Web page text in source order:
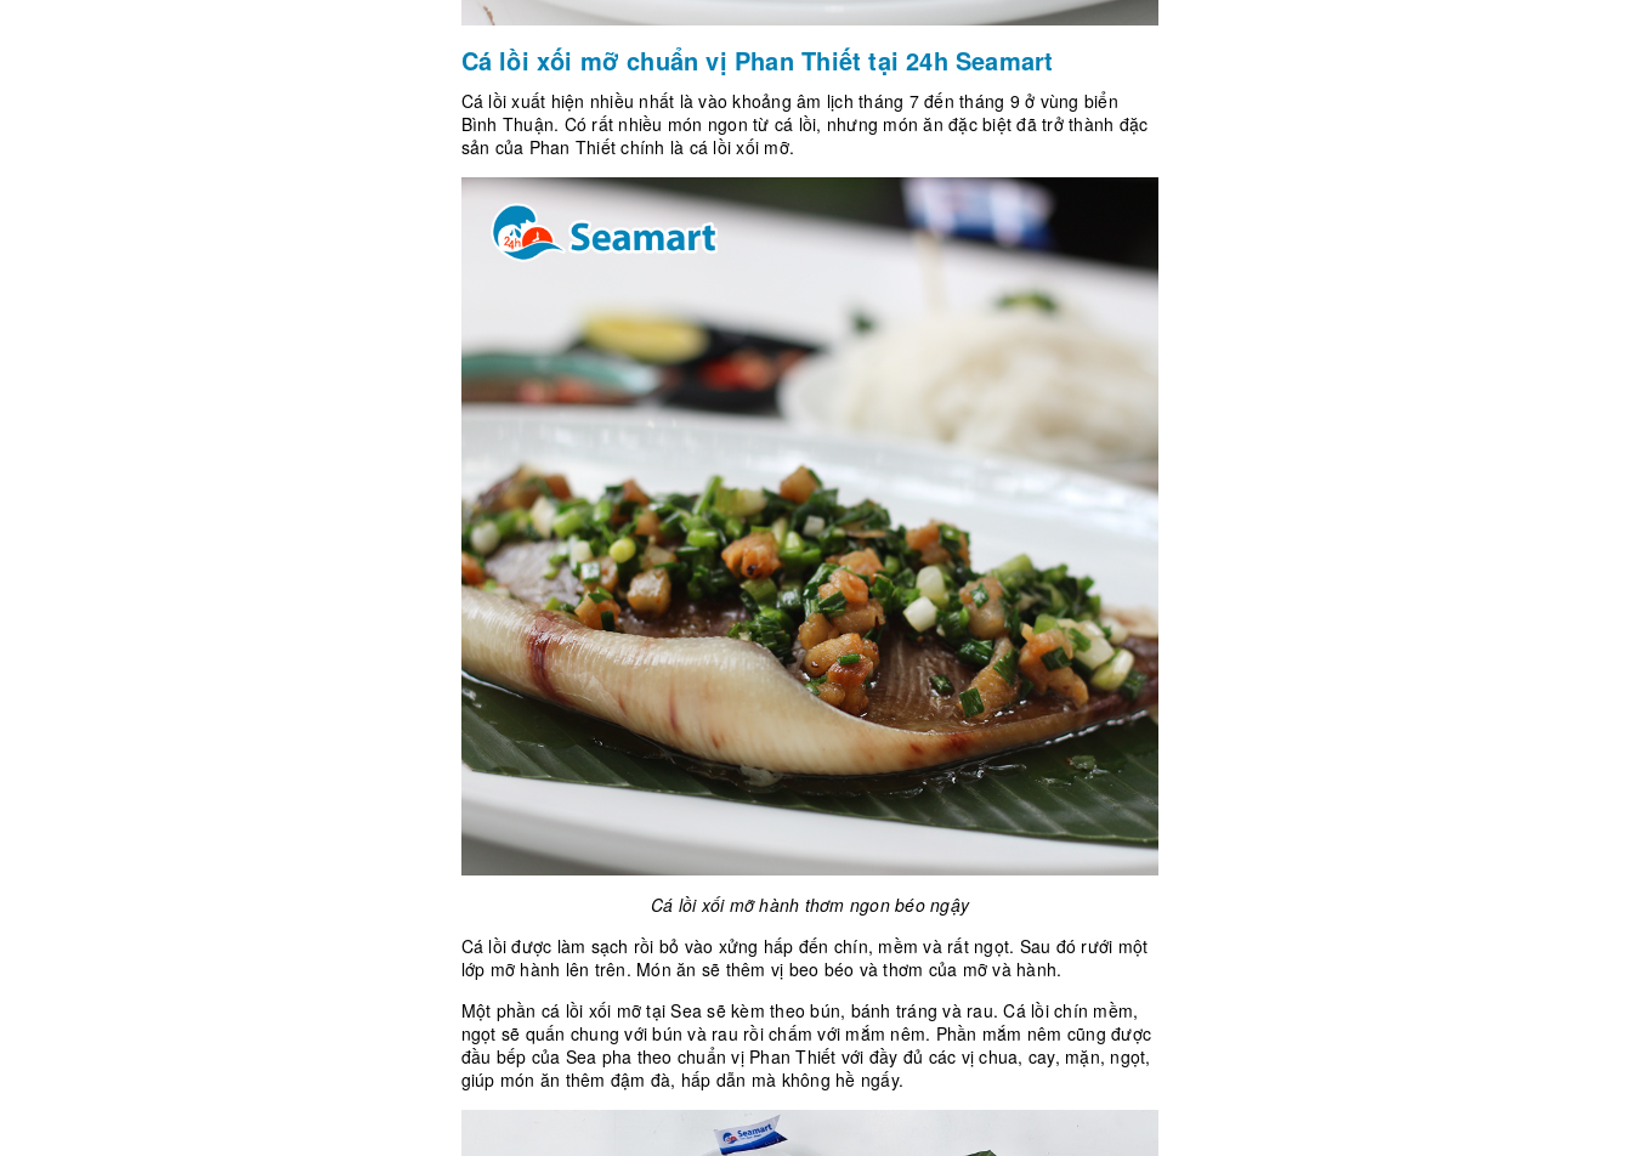
Cá lồi xối mỡ chuẩn vị Phan Thiết tại 24h Seamart
Cá lồi xuất hiện nhiều nhất là vào khoảng âm lịch tháng 7 đến tháng 9 ở vùng biển
Bình Thuận. Có rất nhiều món ngon từ cá lồi, nhưng món ăn đặc biệt đã trở thành đặc
sản của Phan Thiết chính là cá lồi xối mỡ.
Cá lồi xối mỡ hành thơm ngon béo ngậy
Cá lồi được làm sạch rồi bỏ vào xửng hấp đến chín, mềm và rất ngọt. Sau đó rưới một
lớp mỡ hành lên trên. Món ăn sẽ thêm vị beo béo và thơm của mỡ và hành.
Một phần cá lồi xối mỡ tại Sea sẽ kèm theo bún, bánh tráng và rau. Cá lồi chín mềm,
ngọt sẽ quấn chung với bún và rau rồi chấm với mắm nêm. Phần mắm nêm cũng được
đầu bếp của Sea pha theo chuẩn vị Phan Thiết với đầy đủ các vị chua, cay, mặn, ngọt,
giúp món ăn thêm đậm đà, hấp dẫn mà không hề ngấy.